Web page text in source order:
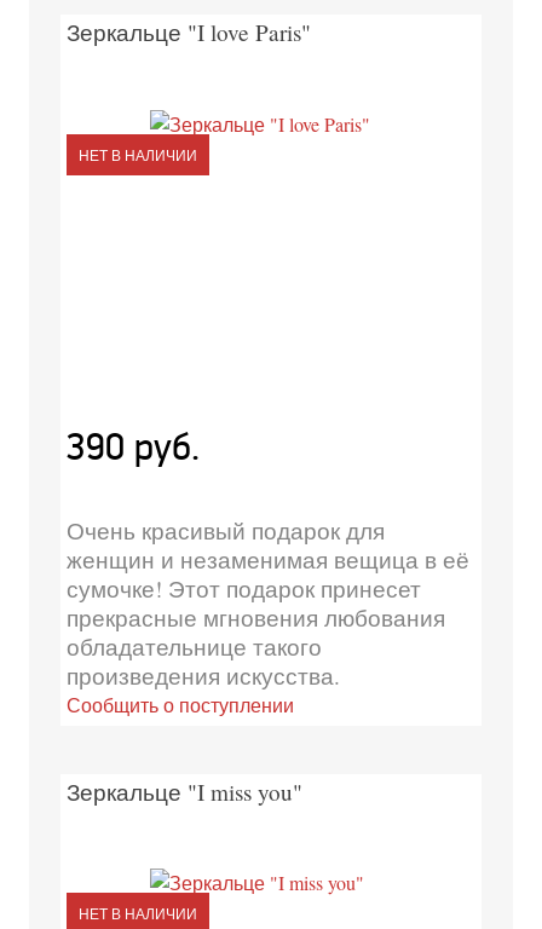
Зеркальце "I love Paris"
НЕТ В НАЛИЧИИ
390 руб.
Очень красивый подарок для
женщин и незаменимая вещица в её
сумочке! Этот подарок принесет
прекрасные мгновения любования
обладательнице такого
произведения искусства.
Сообщить о поступлении
Зеркальце "I miss you"
НЕТ В НАЛИЧИИ